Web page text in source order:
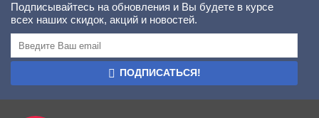
Подписывайтесь на обновления и Вы будете в курсе
всех наших скидок, акций и новостей.
ПОДПИСАТЬСЯ!